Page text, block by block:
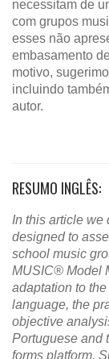
necessitam de
com grupos
esses não
embasamento
motivo,
incluindo
autor.
RESUMO INGLÊS:
In this article we
designed to
school music
MUSIC® Model
adaptation to
language, the
objective
Portuguese and
forms platform.